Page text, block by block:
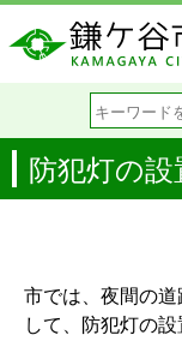
防犯灯の
市では、夜間の
して、防犯灯の